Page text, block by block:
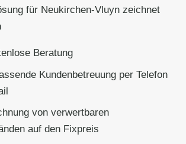
für Neukirchen-Vluyn zeichnet
Beratung
Kundenbetreuung per Telefon
von verwertbaren
auf den Fixpreis